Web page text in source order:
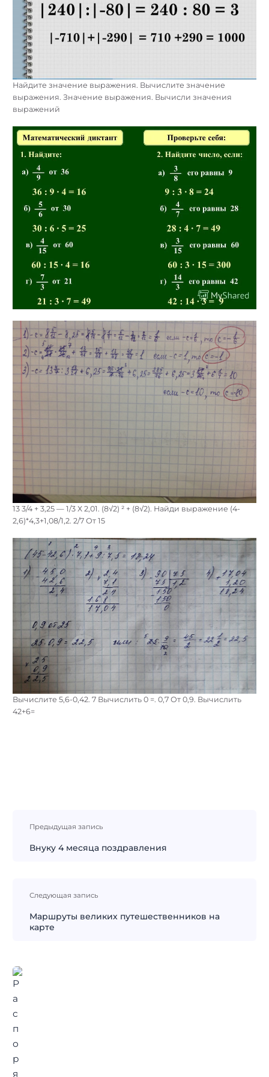
Найдите значение выражения. Вычислите значение
выражения. Значение выражения. Вычисли значения
выражений
13 3/4 + 3,25 — 1/3 Х 2,01. (8√2) ² + (8√2). Найди выражение (4-
2,6)*4,3+1,08/1,2. 2/7 От 15
Вычислите 5,6-0,42. 7 Вычислить 0 =. 0,7 От 0,9. Вычислить
42+6=
записям
Предыдущая запись
Внуку 4 месяца поздравления
Следующая запись
Маршруты великих путешественников на
карте